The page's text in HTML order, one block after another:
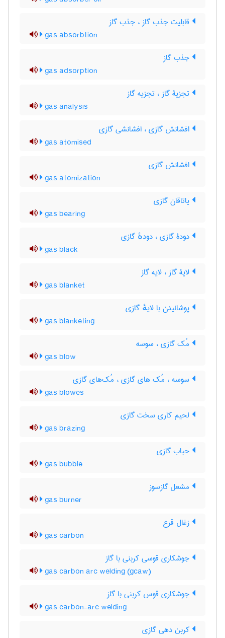
قابلیت جذب گاز ، جذب گاز
gas absorbtion
جذب گاز
gas adsorption
تجزیۀ گاز ، تجزیه گاز
gas analysis
افشانش گازی ، افشانشی گازی
gas atomised
افشانش گازی
gas atomization
یاتاقان گازی
gas bearing
دودۀ گازی ، دودهٔ گازی
gas black
لایۀ گاز ، لایه گاز
gas blanket
پوشانیدن با لایهٔ گازی
gas blanketing
مُک گازی ، سوسه
gas blow
سوسه ، مُک های گازی ، مُک‌های گازی
gas blowes
لحیم کاری سخت گازی
gas brazing
حباب گازی
gas bubble
مشعل گازسوز
gas burner
زغال قرع
gas carbon
جوشکاری قوسی کربنی با گاز
gas carbon arc welding (gcaw)
جوشکاری قوس کربنی با گاز
gas carbon-arc welding
کربن دهی گازی